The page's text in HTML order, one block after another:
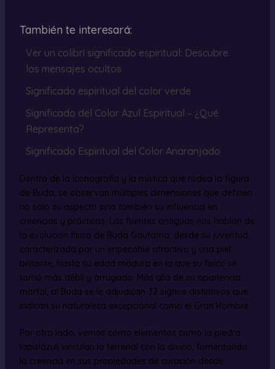
También te interesará:
Ver un colibrí significado espiritual: Descubre
los mensajes ocultos
Significado espiritual del color verde
Significado del Color Azul Espiritual – ¿Qué
Representa?
Significado Espiritual del Color Anaranjado
Dentro de la iconografía y la mística que rodea la figura
de Buda, se observan múltiples dimensiones que definen
no solo su aspecto sino también su influencia en
creencias y prácticas. Las fuentes antiguas nos hablan de
la evolución física de Buda Gautama; desde su juventud,
caracterizada por un impecable atractivo y una piel
brillante, hasta su edad madura en la que su físico se
tornó más débil y arrugado. Más allá de su apariencia
mortal, al Buda se le adjudican 32 signos distintivos que
indican su naturaleza excepcional como el Gran Hombre.
Por otro lado, vemos cómo elementos como la piedra
lapislázuli vinculan lo terrenal con lo divino, fomentando
la creencia en sus propiedades de curación desde